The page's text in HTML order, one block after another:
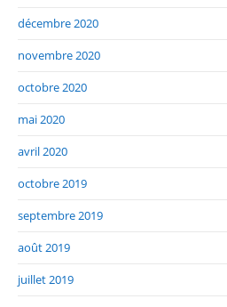
décembre 2020
novembre 2020
octobre 2020
mai 2020
avril 2020
octobre 2019
septembre 2019
août 2019
juillet 2019